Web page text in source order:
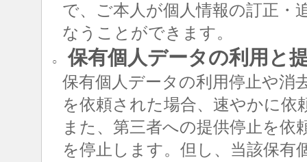
で、ご本人が個人情報の訂正・
なうことができます。
○ 保有個人データの利用と
保有個人データの利用停止や消
を依頼された場合、速やかに
また、第三者への提供停止を
を停止します。但し、当該保有